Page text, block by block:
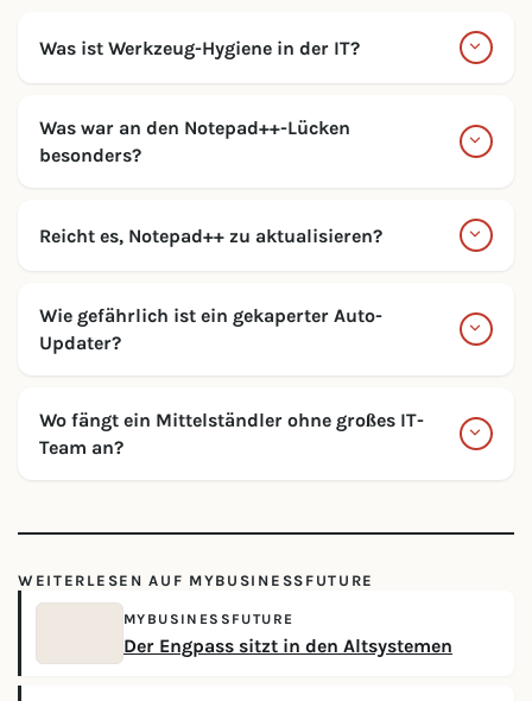
Was ist Werkzeug-Hygiene in der IT?
Was war an den Notepad++-Lücken
besonders?
Reicht es, Notepad++ zu aktualisieren?
Wie gefährlich ist ein gekaperter Auto-
Updater?
Wo fängt ein Mittelständler ohne großes IT-
Team an?
WEITERLESEN AUF MYBUSINESSFUTURE
MYBUSINESSFUTURE
Der Engpass sitzt in den Altsystemen